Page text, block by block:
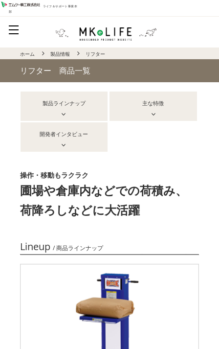
ライフ＆サポート事業本
部
ホーム 製品情報 リフター
リフター 商品一覧
製品ラインナップ 主な特徴
開発者インタビュー
操作・移動もラクラク
圃場や倉庫内などでの荷積み、
荷降ろしなどに大活躍
Lineup/ 商品ラインナップ